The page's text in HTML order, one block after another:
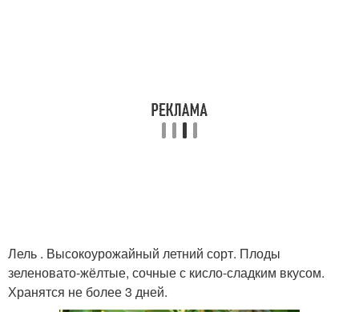
Лель . Высокоурожайный летний сорт. Плоды
зеленовато-жёлтые, сочные с кисло-сладким вкусом.
Хранятся не более 3 дней.